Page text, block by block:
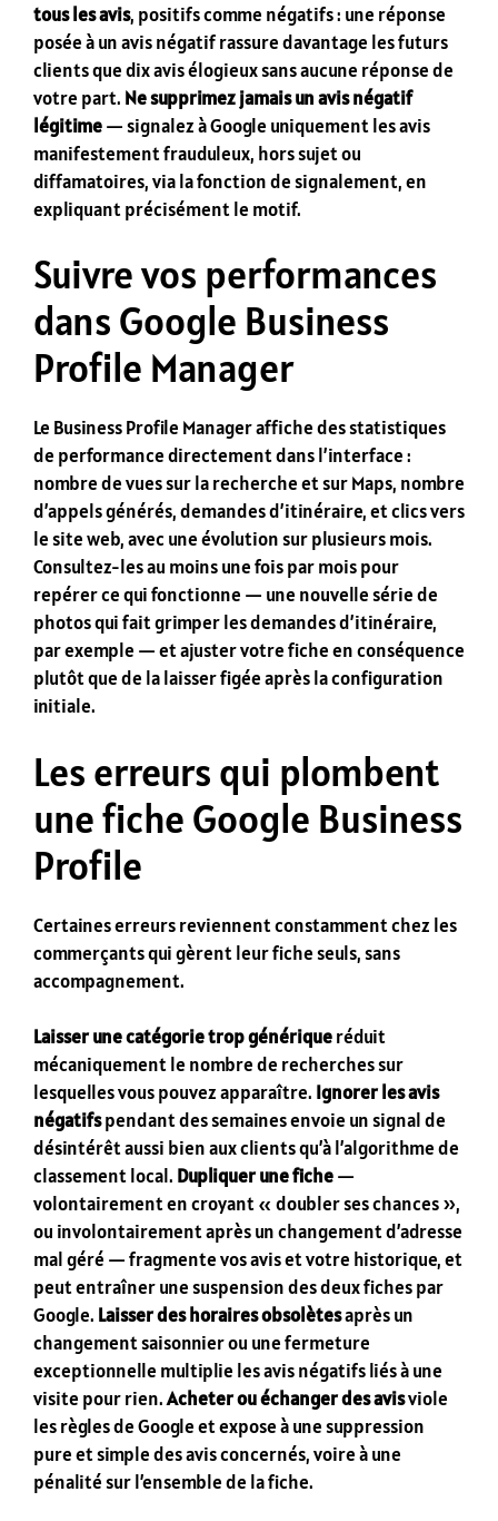
tous les avis, positifs comme négatifs : une réponse
posée à un avis négatif rassure davantage les futurs
clients que dix avis élogieux sans aucune réponse de
votre part. Ne supprimez jamais un avis négatif
légitime— signalez à Google uniquement les avis
manifestement frauduleux, hors sujet ou
diffamatoires, via la fonction de signalement, en
expliquant précisément le motif.
Suivre vos performances
dans Google Business
Profile Manager
Le Business Profile Manager affiche des statistiques
de performance directement dans l’interface :
nombre de vues sur la recherche et sur Maps, nombre
d’appels générés, demandes d’itinéraire, et clics vers
le site web, avec une évolution sur plusieurs mois.
Consultez-les au moins une fois par mois pour
repérer ce qui fonctionne — une nouvelle série de
photos qui fait grimper les demandes d’itinéraire,
par exemple — et ajuster votre fiche en conséquence
plutôt que de la laisser figée après la configuration
initiale.
Les erreurs qui plombent
une fiche Google Business
Profile
Certaines erreurs reviennent constamment chez les
commerçants qui gèrent leur fiche seuls, sans
accompagnement.
Laisser une catégorie trop génériqueréduit
mécaniquement le nombre de recherches sur
lesquelles vous pouvez apparaître. Ignorer les avis
négatifspendant des semaines envoie un signal de
désintérêt aussi bien aux clients qu’à l’algorithme de
classement local. Dupliquer une fiche—
volontairement en croyant « doubler ses chances »,
ou involontairement après un changement d’adresse
mal géré — fragmente vos avis et votre historique, et
peut entraîner une suspension des deux fiches par
Google. Laisser des horaires obsolètesaprès un
changement saisonnier ou une fermeture
exceptionnelle multiplie les avis négatifs liés à une
visite pour rien.Acheter ou échanger des avisviole
les règles de Google et expose à une suppression
pure et simple des avis concernés, voire à une
pénalité sur l’ensemble de la fiche.